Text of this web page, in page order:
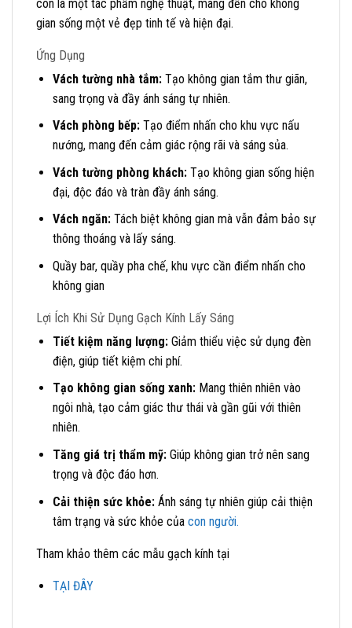
còn là một tác phẩm nghệ thuật, mang đến cho không
gian sống một vẻ đẹp tinh tế và hiện đại.
Ứng Dụng
Vách tường nhà tắm:Tạo không gian tắm thư giãn,
sang trọng và đầy ánh sáng tự nhiên.
Vách phòng bếp:Tạo điểm nhấn cho khu vực nấu
nướng, mang đến cảm giác rộng rãi và sáng sủa.
Vách tường phòng khách:Tạo không gian sống hiện
đại, độc đáo và tràn đầy ánh sáng.
Vách ngăn:Tách biệt không gian mà vẫn đảm bảo sự
thông thoáng và lấy sáng.
Quầy bar, quầy pha chế, khu vực cần điểm nhấn cho
không gian
Lợi Ích Khi Sử Dụng Gạch Kính Lấy Sáng
Tiết kiệm năng lượng:Giảm thiểu việc sử dụng đèn
điện, giúp tiết kiệm chi phí.
Tạo không gian sống xanh:Mang thiên nhiên vào
ngôi nhà, tạo cảm giác thư thái và gần gũi với thiên
nhiên.
Tăng giá trị thẩm mỹ:Giúp không gian trở nên sang
trọng và độc đáo hơn.
Cải thiện sức khỏe:Ánh sáng tự nhiên giúp cải thiện
tâm trạng và sức khỏe của con người.
Tham khảo thêm các mẫu gạch kính tại
TẠI ĐÂY